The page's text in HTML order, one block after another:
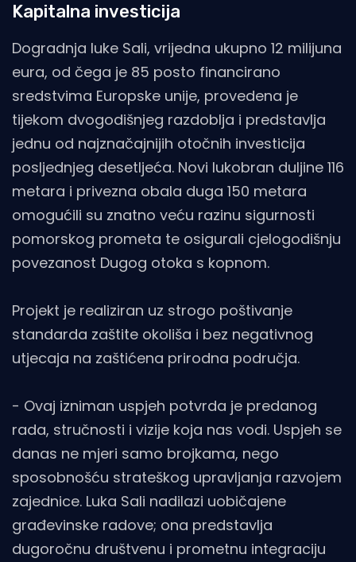
Kapitalna investicija
Dogradnja luke Sali, vrijedna ukupno 12 milijuna
eura, od čega je 85 posto financirano
sredstvima Europske unije, provedena je
tijekom dvogodišnjeg razdoblja i predstavlja
jednu od najznačajnijih otočnih investicija
posljednjeg desetljeća. Novi lukobran duljine 116
metara i privezna obala duga 150 metara
omogućili su znatno veću razinu sigurnosti
pomorskog prometa te osigurali cjelogodišnju
povezanost Dugog otoka s kopnom.
Projekt je realiziran uz strogo poštivanje
standarda zaštite okoliša i bez negativnog
utjecaja na zaštićena prirodna područja.
- Ovaj izniman uspjeh potvrda je predanog
rada, stručnosti i vizije koja nas vodi. Uspjeh se
danas ne mjeri samo brojkama, nego
sposobnošću strateškog upravljanja razvojem
zajednice. Luka Sali nadilazi uobičajene
građevinske radove; ona predstavlja
dugoročnu društvenu i prometnu integraciju